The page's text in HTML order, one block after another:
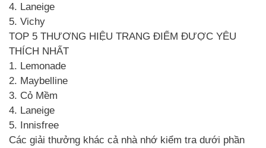
4. Laneige
5. Vichy
TOP 5 THƯƠNG HIỆU TRANG ĐIỂM ĐƯỢC YÊU
THÍCH NHẤT
1. Lemonade
2. Maybelline
3. Cỏ Mềm
4. Laneige
5. Innisfree
Các giải thưởng khác cả nhà nhớ kiểm tra dưới phần